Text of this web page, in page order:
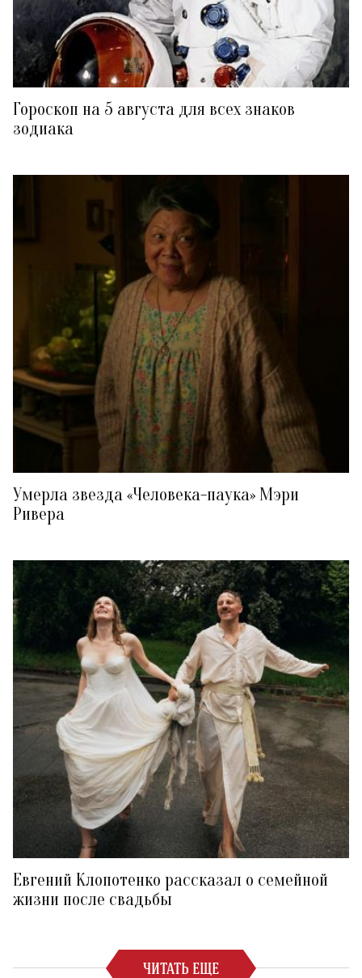
Гороскоп на 5 августа для всех знаков
зодиака
Умерла звезда «Человека-паука» Мэри
Ривера
Евгений Клопотенко рассказал о семейной
жизни после свадьбы
ЧИТАТЬ ЕЩЕ